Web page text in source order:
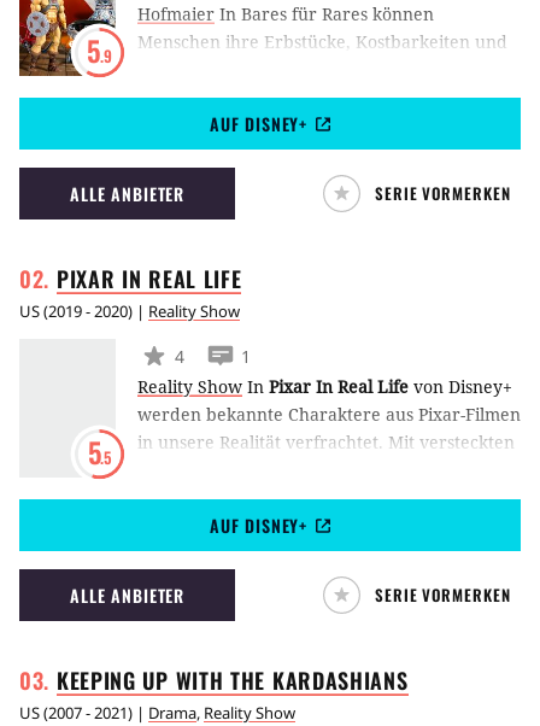
5.9
Hofmaier In Bares für Rares können
Menschen ihre Erbstücke, Kostbarkeiten und
schätzen lassen und dann einer Gruppe von
Händlern zum Verkauf anbieten. Moderiert
von Horst Lichter.
AUF DISNEY+
ALLE ANBIETER SERIE VORMERKEN
PIXAR IN REAL LIFE
US(2019 - 2020) | Reality Show
5.5
4
1
Reality Show In Pixar In Real Life von Disney+
werden bekannte Charaktere aus Pixar-Filmen
in unsere Realität verfrachtet. Mit versteckten
von Passanten auf diese überraschenden
Auftritte eingefangen.
AUF DISNEY+
ALLE ANBIETER SERIE VORMERKEN
KEEPING UP WITH THE KARDASHIANS
US(2007 - 2021) | Drama, Reality Show